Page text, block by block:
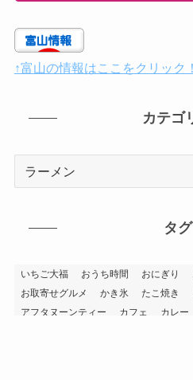
↑富山の情報はここをクリック！
カテゴ
タグ
いちご大福 おうち時間 おにぎり
お取寄せグルメ
かき氷 たこ焼き
アフタヌーンティー
カフェ カレー